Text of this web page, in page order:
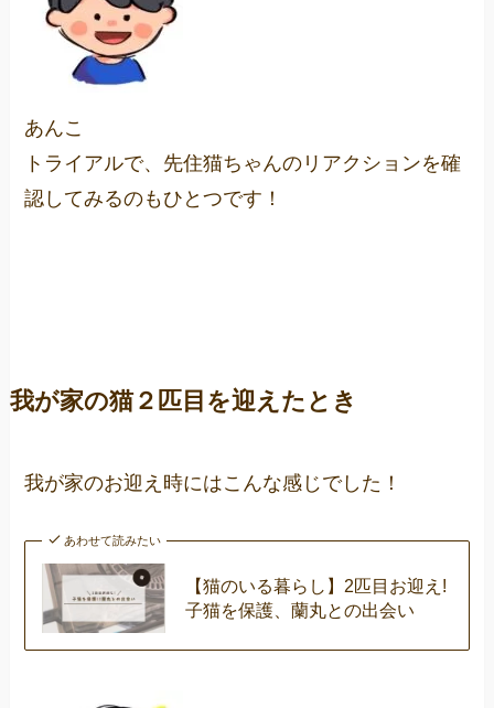
あんこ
トライアルで、先住猫ちゃんのリアクションを確
認してみるのもひとつです！
我が家の猫２匹目を迎えたとき
我が家のお迎え時にはこんな感じでした！
あわせて読みたい
【猫のいる暮らし】2匹目お迎え!
子猫を保護、蘭丸との出会い